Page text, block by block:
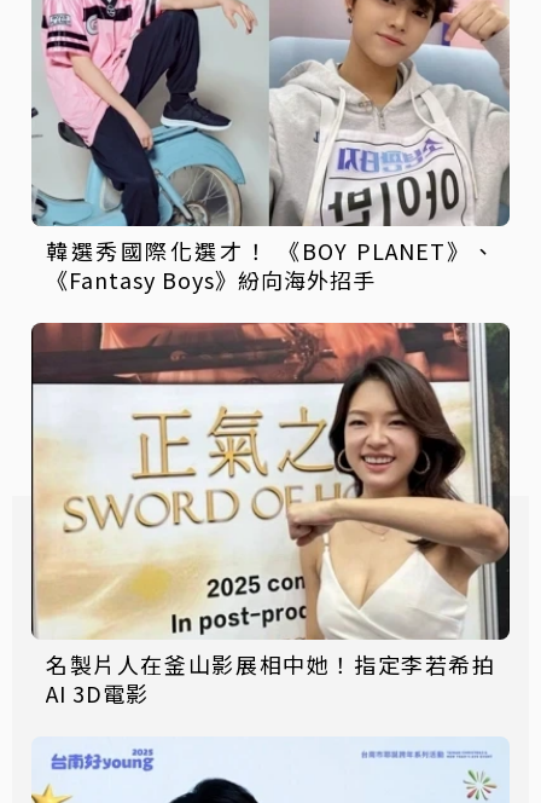
韓選秀國際化選才！ 《BOY PLANET》、
《Fantasy Boys》紛向海外招手
名製片人在釜山影展相中她！指定李若希拍
AI 3D電影